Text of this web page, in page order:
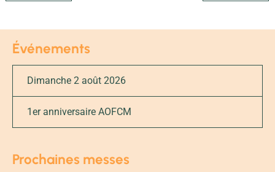
Événements
Dimanche 2 août 2026
1er anniversaire AOFCM
Prochaines messes